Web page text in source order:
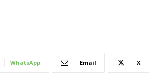
WhatsApp Email X